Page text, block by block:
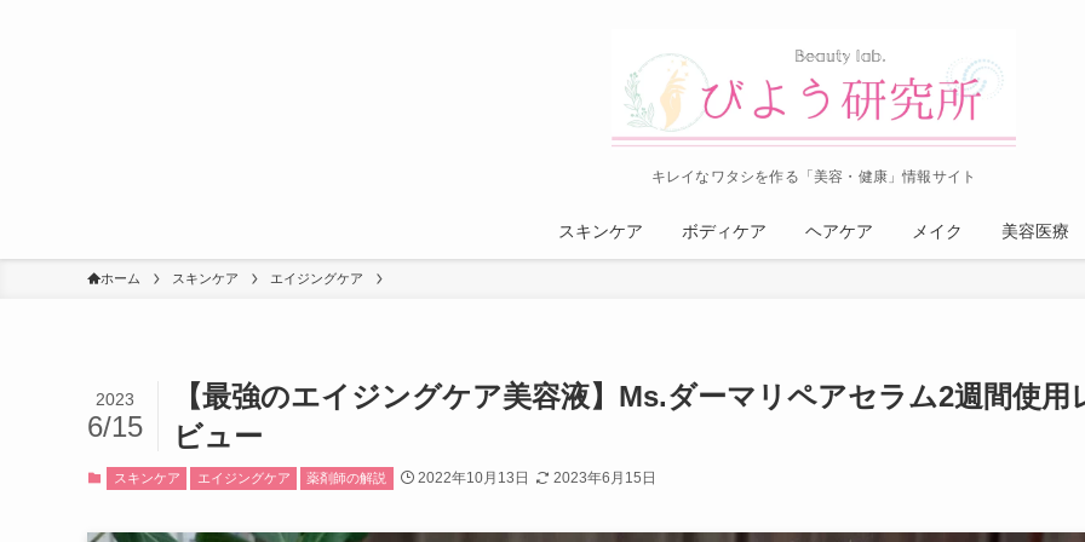
キレイなワタシを作る「美容・健康」情報サイト
スキンケア ボディケア ヘアケア メイク 美容医療
ホーム スキンケア エイジングケア
【最強のエイジングケア美容液】Ms.ダーマリペアセラム2週間使用
ビュー
2023
6/15
スキンケア エイジングケア 薬剤師の解説 2022年10月13日 2023年6月15日